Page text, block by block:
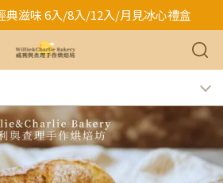
典滋味 6入/8入/12入/月見冰心禮盒